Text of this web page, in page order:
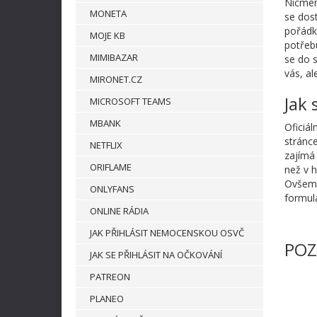
MONETA
MOJE KB
MIMIBAZAR
MIRONET.CZ
MICROSOFT TEAMS
MBANK
NETFLIX
ORIFLAME
ONLYFANS
ONLINE RÁDIA
JAK PŘIHLÁSIT NEMOCENSKOU OSVČ
JAK SE PŘIHLÁSIT NA OČKOVÁNÍ
PATREON
PLANEO
se
se do
vás,
Jak
než v